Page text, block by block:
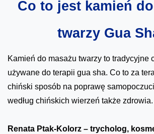
Co to jest kamień
twarzy Gua
Kamień do masażu twarzy to tradycyjne
używane do terapii gua sha. Co to za
chiński sposób na poprawę
według chińskich wierzeń także zdrowia.
Renata Ptak-Kolorz – trycholog,